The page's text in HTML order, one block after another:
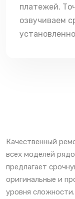
платежей.
озвучиваем
Качественный
всех моделей
предлагает
оригинальные и
уровня